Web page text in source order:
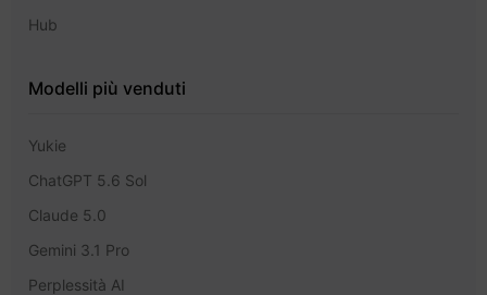
Hub
Modelli più venduti
Yukie
ChatGPT 5.6 Sol
Claude 5.0
Gemini 3.1 Pro
Perplessità AI